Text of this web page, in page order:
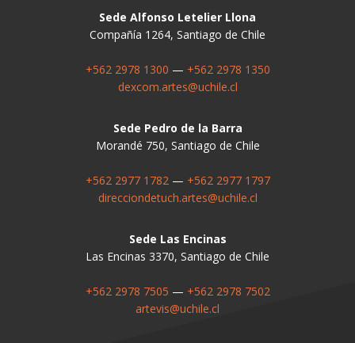
Sede Alfonso Letelier Llona
Compañía 1264, Santiago de Chile
+562 2978 1300 — +562 2978 1350
dexcom.artes@uchile.cl
Sede Pedro de la Barra
Morandé 750, Santiago de Chile
+562 2977 1782— +562 2977 1797
direcciondetuch.artes@uchile.cl
Sede Las Encinas
Las Encinas 3370, Santiago de Chile
+562 2978 7505 — +562 2978 7502
artevis@uchile.cl